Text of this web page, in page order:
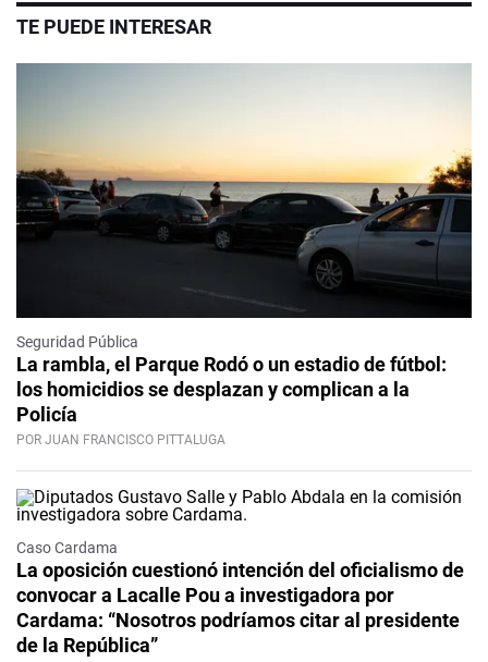
TE PUEDE INTERESAR
Seguridad Pública
La rambla, el Parque Rodó o un estadio de fútbol:
los homicidios se desplazan y complican a la
Policía
POR JUAN FRANCISCO PITTALUGA
Caso Cardama
La oposición cuestionó intención del oficialismo de
convocar a Lacalle Pou a investigadora por
Cardama: “Nosotros podríamos citar al presidente
de la República”